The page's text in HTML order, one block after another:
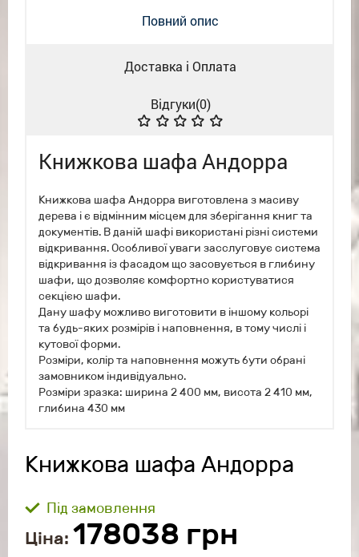
Повний опис
Доставка і Оплата
Відгуки(0)
Книжкова шафа Андорра
Книжкова шафа Андорра виготовлена з масиву
дерева і є відмінним місцем для зберігання книг та
документів. В даній шафі використані різні системи
відкривання. Особливої уваги засслуговує система
відкривання із фасадом що засовується в глибину
шафи, що дозволяє комфортно користуватися
секцією шафи.
Дану шафу можливо виготовити в іншому кольорі
та будь-яких розмірів і наповнення, в тому числі і
кутової форми.
Розміри, колір та наповнення можуть бути обрані
замовником індивідуально.
Розміри зразка: ширина 2 400 мм, висота 2 410 мм,
глибина 430 мм
Книжкова шафа Андорра
Під замовлення
Ціна: 178038 грн